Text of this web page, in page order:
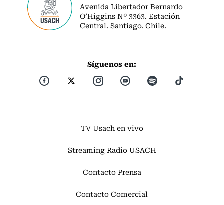
Avenida Libertador Bernardo
O’Higgins Nº 3363. Estación
Central. Santiago. Chile.
Síguenos en:
TV Usach en vivo
Streaming Radio USACH
Contacto Prensa
Contacto Comercial